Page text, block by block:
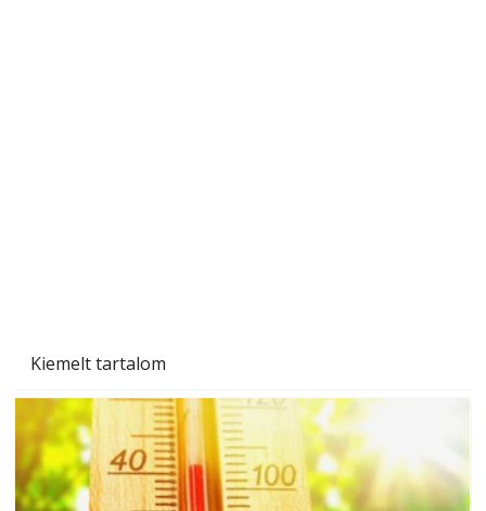
Kiemelt tartalom